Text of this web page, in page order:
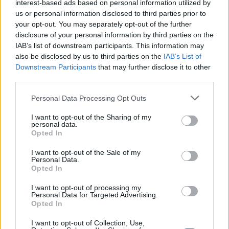
interest-based ads based on personal information utilized by
us or personal information disclosed to third parties prior to
your opt-out. You may separately opt-out of the further
disclosure of your personal information by third parties on the
IAB’s list of downstream participants. This information may
also be disclosed by us to third parties on the IAB’s List of
Downstream Participants that may further disclose it to other
Personal Data Processing Opt Outs
I want to opt-out of the Sharing of my
personal data.
Opted In
I want to opt-out of the Sale of my
Personal Data.
Opted In
I want to opt-out of processing my
Personal Data for Targeted Advertising.
Opted In
I want to opt-out of Collection, Use,
Βοιωτία- Προφυλακίστηκαν οι τρεις
κατηγορούμενοι
07/08/2026 - 13:23 ΕΛΛΑΔΑ
Χρηματιστήριο: Στις 2.618,95 μονάδες ο Γενικός
Δείκτης Τιμών, με άνοδο 0,40%
07/08/2026 - 13:07 ΟΙΚΟΝΟΜΙΑ
Ιούλιο
07/08/2026 - 12:46 ΟΙΚΟΝΟΜΙΑ
Εμπρησμός της Marfin: Προθεσμία έλαβε για την
07/08/2026 - 12:27 ΕΛΛΑΔΑ
Vodafone
07/08/2026 - 11:57
Ατρόμητος και Novibet συνεχίζουν μαζί: Ανανέωση